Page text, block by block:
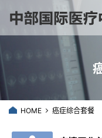
HOME 癌症综合套餐